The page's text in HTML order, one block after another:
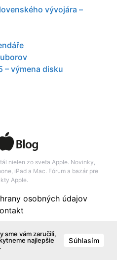
vývojára –
– výmena disku
nielen zo sveta Apple. Novinky,
iPad a Mac. Fórum a bazár pre
Apple.
137
osobných údajov
sme vám zaručili,
najlepšie
Súhlasím